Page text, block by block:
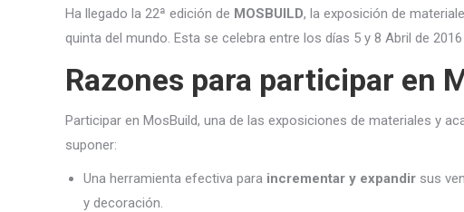
Ha llegado la 22ª edición de MOSBUILD, la exposición de
quinta del mundo. Esta se celebra entre los días 5 y 8 Abril de
Razones para participar en
Participar en MosBuild, una de las exposiciones de materiales y
suponer:
Una herramienta efectiva para incrementar y expandir sus
y decoración.